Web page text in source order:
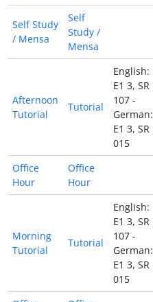
Self Study
/ Mensa
Self
Study /
Mensa
Afternoon
Tutorial
Tutorial
English:
E1 3, SR
107 -
German:
E1 3, SR
015
Office
Hour
Office
Hour
Morning
Tutorial
Tutorial
English:
E1 3, SR
107 -
German:
E1 3, SR
015